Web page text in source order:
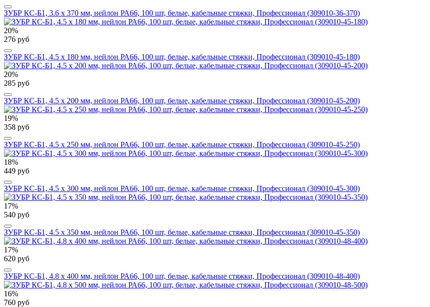
ЗУБР КС-Б1, 3.6 x 370 мм, нейлон РА66, 100 шт, белые, кабельные стяжки, Профессионал (309010-36-370)
20%
276 руб
ЗУБР КС-Б1, 4.5 x 180 мм, нейлон РА66, 100 шт, белые, кабельные стяжки, Профессионал (309010-45-180)
20%
285 руб
ЗУБР КС-Б1, 4.5 x 200 мм, нейлон РА66, 100 шт, белые, кабельные стяжки, Профессионал (309010-45-200)
19%
358 руб
ЗУБР КС-Б1, 4.5 x 250 мм, нейлон РА66, 100 шт, белые, кабельные стяжки, Профессионал (309010-45-250)
18%
449 руб
ЗУБР КС-Б1, 4.5 x 300 мм, нейлон РА66, 100 шт, белые, кабельные стяжки, Профессионал (309010-45-300)
17%
540 руб
ЗУБР КС-Б1, 4.5 x 350 мм, нейлон РА66, 100 шт, белые, кабельные стяжки, Профессионал (309010-45-350)
17%
620 руб
ЗУБР КС-Б1, 4.8 x 400 мм, нейлон РА66, 100 шт, белые, кабельные стяжки, Профессионал (309010-48-400)
16%
760 руб